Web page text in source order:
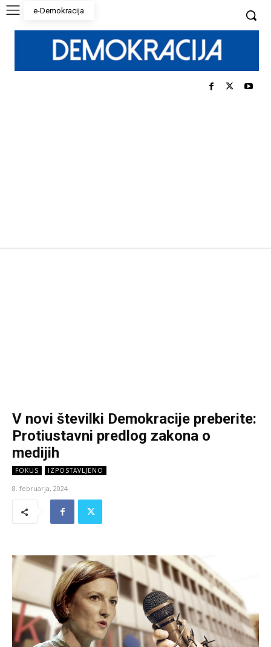
e-Demokracija
V novi številki Demokracije preberite:
Protiustavni predlog zakona o
medijih
FOKUS IZPOSTAVLJENO
8. februarja, 2024